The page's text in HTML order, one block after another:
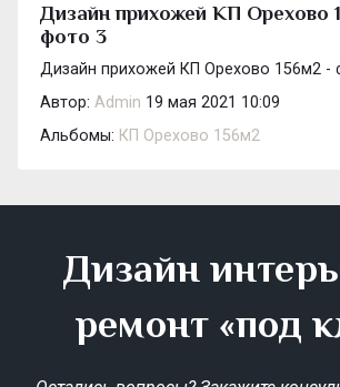
Дизайн прихожей КП Орехово
фото 3
Дизайн прихожей КП Орехово 156м2 -
Автор: Admin 19 мая 2021 10:09
Альбомы: КП Орехово 156м2
Дизайн
ремонт «под